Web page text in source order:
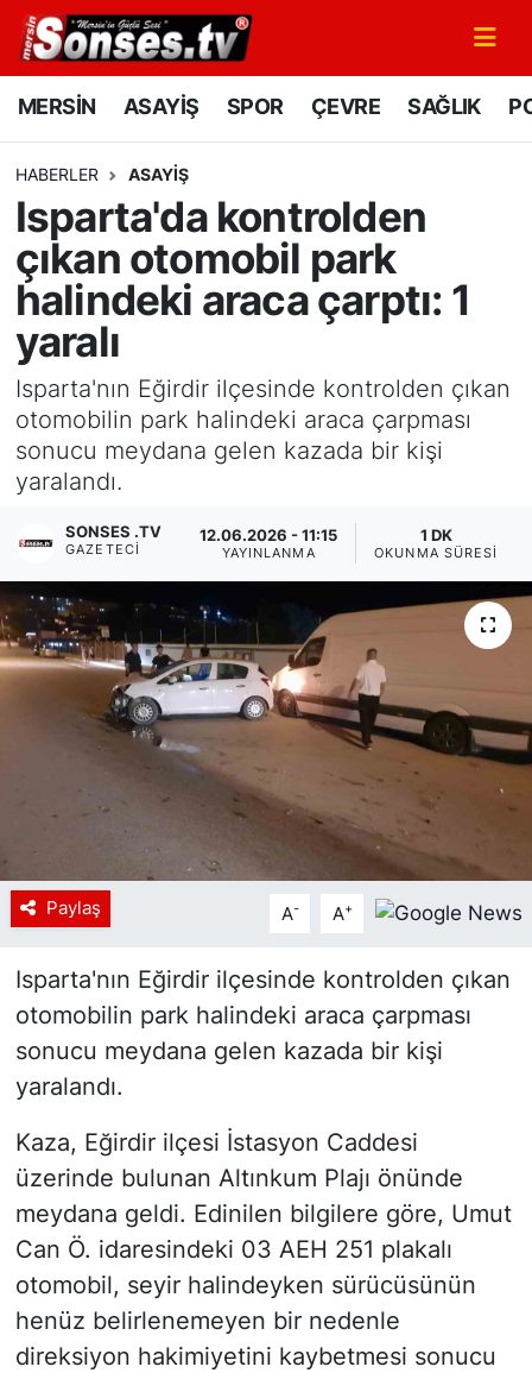
MERSİN ASAYİŞ SPOR ÇEVRE SAĞLIK
HABERLER ASAYİŞ
Isparta'da kontrolden
çıkan otomobil park
halindeki araca çarptı: 1
yaralı
Isparta'nın Eğirdir ilçesinde kontrolden çıkan
otomobilin park halindeki araca çarpması
sonucu meydana gelen kazada bir kişi
yaralandı.
SONSES .TV
GAZETECI
12.06.2026 - 11:15
YAYINLANMA
1 DK
OKUNMA SÜRESI
Paylaş A- A+
Isparta'nın Eğirdir ilçesinde kontrolden çıkan
otomobilin park halindeki araca çarpması
sonucu meydana gelen kazada bir kişi
yaralandı.
Kaza, Eğirdir ilçesi İstasyon Caddesi
üzerinde bulunan Altınkum Plajı önünde
meydana geldi. Edinilen bilgilere göre, Umut
Can Ö. idaresindeki 03 AEH 251 plakalı
otomobil, seyir halindeyken sürücüsünün
henüz belirlenemeyen bir nedenle
direksiyon hakimiyetini kaybetmesi sonucu
MERSİN
SPOR
GÜNÜN MANŞETİ
DÜNYA
KÜLTÜR - SANAT
MAGAZİN
Siyaset
YEREL HABER
Haberde insan
Tanıtım
Mersin Nöbetçi Eczaneler
Mersin Namaz Vakitleri
Mersin Trafik Yoğunluk Haritası
Süper Lig Puan Durumu ve Fikstür
Tüm Manşetler
Son Dakika Haberleri